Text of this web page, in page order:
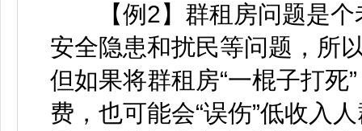
【例2】群租房问题是个
安全隐患和扰民等问题，所
但如果将群租房“一棍子打死
费，也可能会“误伤”低收入